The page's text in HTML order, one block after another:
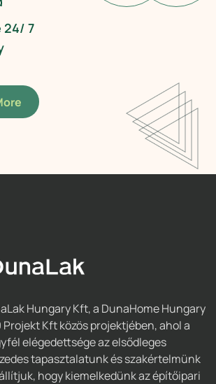
24/ 7
Hungary Kft, a DunaHome Hungary
Projekt Kft közös projektjében, ahol a
elégedettsége az elsődleges
tapasztalatunk és szakértelmünk
hogy kiemelkedünk az építőipari